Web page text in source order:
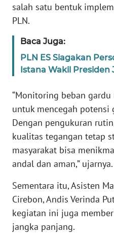
salah satu bentuk
PLN.
Baca Juga:
PLN ES Siagakan
Istana Wakil Presiden
“Monitoring beban
untuk mencegah potensi
Dengan pengukuran
kualitas tegangan tetap
masyarakat bisa
andal dan aman,” ujarnya.
Sementara itu, Asisten
Cirebon, Andis Verinda
kegiatan ini juga
jangka panjang.
WN
BABEL
WN
SUMBAR
SUMSEL
WN
BENGKULU
WN
LAMPUNG
WN
JATENG
WN